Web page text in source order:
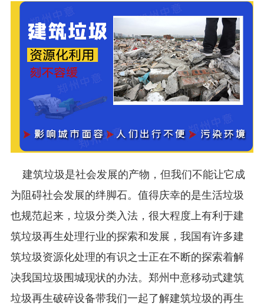
建筑垃圾是社会发展的产物，但我们不能让它成
为阻碍社会发展的绊脚石。值得庆幸的是生活垃圾
也规范起来，垃圾分类入法，很大程度上有利于建
筑垃圾再生处理行业的探索和发展，我国有许多建
筑垃圾资源化处理的有识之士正在不断的探索着解
决我国垃圾围城现状的办法。郑州中意移动式建筑
垃圾再生破碎设备带我们一起了解建筑垃圾的再生